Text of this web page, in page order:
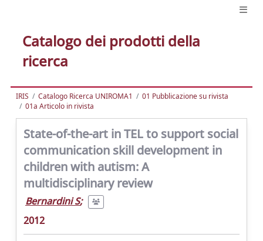
Catalogo dei prodotti della
ricerca
IRIS Catalogo Ricerca UNIROMA1
01 Pubblicazione su rivista
01a Articolo in rivista
State-of-the-art in TEL to support social
communication skill development in
children with autism: A
multidisciplinary review
Bernardini S;
2012